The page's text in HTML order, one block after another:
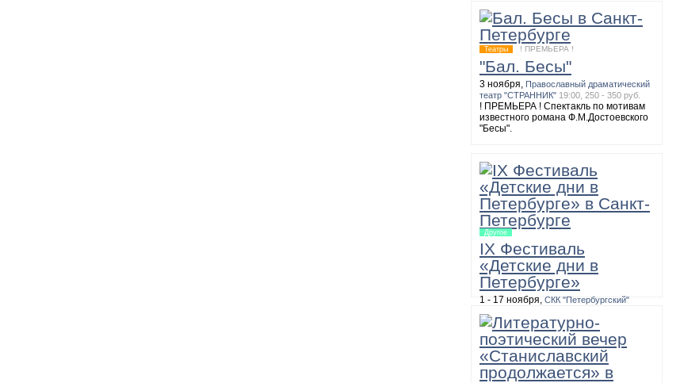
послушать 30 января на сольном
концерте. Музыкант исполнит
собственные композиции и
полюбившиеся многим мелодии
группы «АукцЫона».
Театры ! ПРЕМЬЕРА !
"Бал. Бесы"
3 ноября, Православный драматический
театр "СТРАННИК" 19:00, 250 - 350 руб.
! ПРЕМЬЕРА ! Спектакль по мотивам
известного романа Ф.М.Достоевского
"Бесы".
Другое
IX Фестиваль
«Детские дни в
Петербурге»
1 - 17 ноября, СКК "Петербургский"
Масштабная двухнедельная
программа, в которую входят игра-
путешествие по музеям «12345 – я
иду искать!», а также выставки, акции,
мастер-классы и игровые занятия для
детей и подростков.